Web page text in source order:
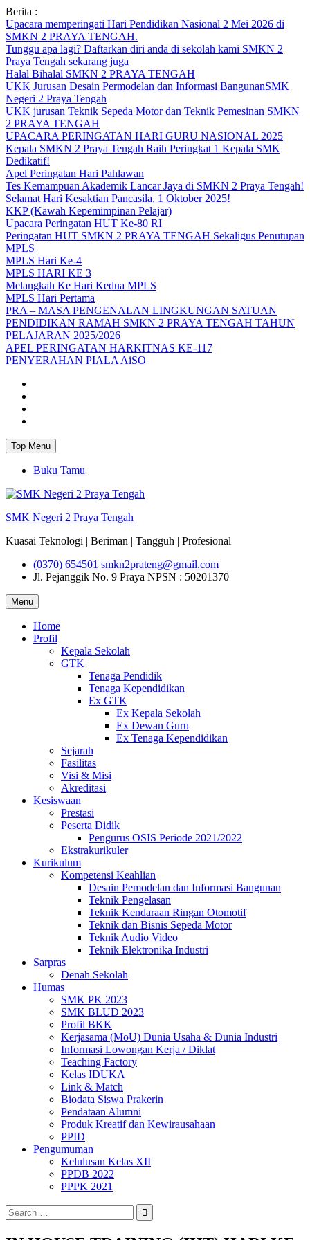
Skip
to
content
Berita :
Upacara memperingati Hari Pendidikan Nasional 2 Mei 2026 di
SMKN 2 PRAYA TENGAH.
Tunggu apa lagi? Daftarkan diri anda di sekolah kami SMKN 2
Praya Tengah sekarang juga
Halal Bihalal SMKN 2 PRAYA TENGAH
UKK Jurusan Desain Permodelan dan Informasi BangunanSMK
Negeri 2 Praya Tengah
UKK jurusan Teknik Sepeda Motor dan Teknik Pemesinan SMKN
2 PRAYA TENGAH
UPACARA PERINGATAN HARI GURU NASIONAL 2025
Kepala SMKN 2 Praya Tengah Raih Peringkat 1 Kepala SMK
Dedikatif!
Apel Peringatan Hari Pahlawan
Tes Kemampuan Akademik Lancar Jaya di SMKN 2 Praya Tengah!
Selamat Hari Kesaktian Pancasila, 1 Oktober 2025!
KKP (Kawah Kepemimpinan Pelajar)
Upacara Peringatan HUT Ke-80 RI
Peringatan HUT SMKN 2 PRAYA TENGAH Sekaligus Penutupan
MPLS
MPLS Hari Ke-4
MPLS HARI KE 3
Melangkah Ke Hari Kedua MPLS
MPLS Hari Pertama
PRA – MASA PENGENALAN LINGKUNGAN SATUAN
PENDIDIKAN RAMAH SMKN 2 PRAYA TENGAH TAHUN
PELAJARAN 2025/2026
APEL PERINGATAN HARKITNAS KE-117
PENYERAHAN PIALA AiSO
Top Menu
Buku Tamu
SMK Negeri 2 Praya Tengah
Kuasai Teknologi | Beriman | Tangguh | Profesional
(0370) 654501 smkn2prateng@gmail.com
Jl. Pejanggik No. 9 Praya NPSN : 50201370
Menu
Home
Profil
Kepala Sekolah
GTK
Tenaga Pendidik
Tenaga Kependidikan
Ex GTK
Ex Kepala Sekolah
Ex Dewan Guru
Ex Tenaga Kependidikan
Sejarah
Fasilitas
Visi & Misi
Akreditasi
Kesiswaan
Prestasi
Peserta Didik
Pengurus OSIS Periode 2021/2022
Ekstrakurikuler
Kurikulum
Kompetensi Keahlian
Desain Pemodelan dan Informasi Bangunan
Teknik Pengelasan
Teknik Kendaraan Ringan Otomotif
Teknik dan Bisnis Sepeda Motor
Teknik Audio Video
Teknik Elektronika Industri
Sarpras
Denah Sekolah
Humas
SMK PK 2023
SMK BLUD 2023
Profil BKK
Kerjasama (MoU) Dunia Usaha & Dunia Industri
Informasi Lowongan Kerja / Diklat
Teaching Factory
Kelas IDUKA
Link & Match
Biodata Siswa Prakerin
Pendataan Alumni
Produk Kreatif dan Kewirausahaan
PPID
Pengumuman
Kelulusan Kelas XII
PPDB 2022
PPPK 2021
Search
for: